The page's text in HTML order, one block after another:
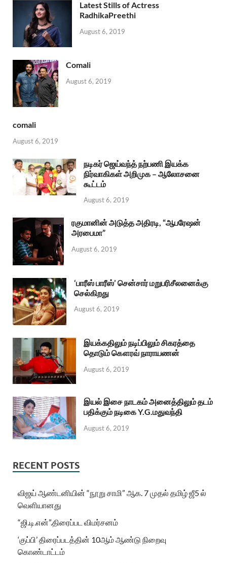
Latest Stills of Actress
RadhikaPreethi
August 6, 2019
Comali
August 6, 2019
comali
August 6, 2019
நடிகர் ஜெய்வந்த் நற்பணி இயக்க
நிர்வாகிகள் அறிமுக – ஆலோசனை
கூட்டம்
August 6, 2019
ரகுமானின் அடுத்த அதிரடி, “ஆபரேஷன்
அரபைமா”
August 6, 2019
‘பாரீஸ் பாரீஸ்’ சென்சார் மறுபரிசீலனைக்கு
செல்கிறது
August 6, 2019
இயக்கதிலும் நடிப்பிலும் சிகரத்தை
தொடும் கௌரவ் நாராயணன்
August 6, 2019
இயல் இசை நாடகம் அனைத்திலும் தடம்
பதிக்கும் நடிகை Y.G.மதுவந்தி
August 6, 2019
RECENT POSTS
விஜய் ஆண்டனியின் “நூறு சாமி” ஆக. 7 முதல் தமிழ் ஜீ5 ல்
வெளியானது
“ஜி.டி.என்”.திரைப்பட விமர்சனம்
‘குப்பி’ திரைப்படத்தின் 10ஆம் ஆண்டு நிறைவு
கொண்டாட்டம்